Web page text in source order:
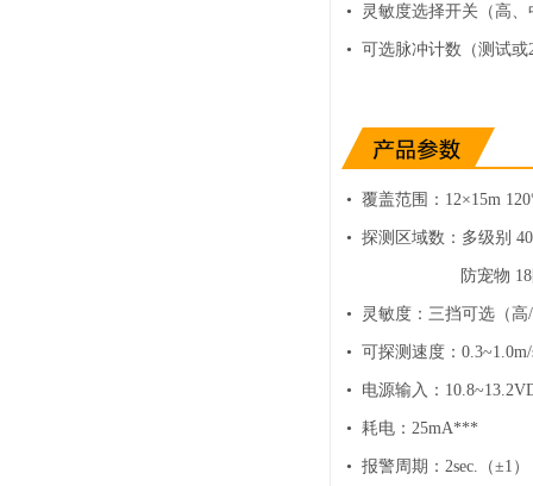
• 灵敏度选择开关（高、
• 可选脉冲计数（测试或
• 覆盖范围：12×15m
• 探测区域数：多级别
防宠物 18
• 灵敏度：三挡可选（高
• 可探测速度：0.3~1.0m/
• 电源输入：
• 耗电：25mA***
• 报警周期：2sec.（±1）